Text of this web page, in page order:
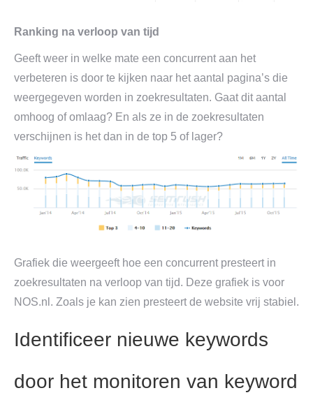
Ranking na verloop van tijd
Geeft weer in welke mate een concurrent aan het
verbeteren is door te kijken naar het aantal pagina’s die
weergegeven worden in zoekresultaten. Gaat dit aantal
omhoog of omlaag? En als ze in de zoekresultaten
verschijnen is het dan in de top 5 of lager?
Grafiek die weergeeft hoe een concurrent presteert in
zoekresultaten na verloop van tijd. Deze grafiek is voor
NOS.nl. Zoals je kan zien presteert de website vrij stabiel.
Identificeer nieuwe keywords
door het monitoren van keyword